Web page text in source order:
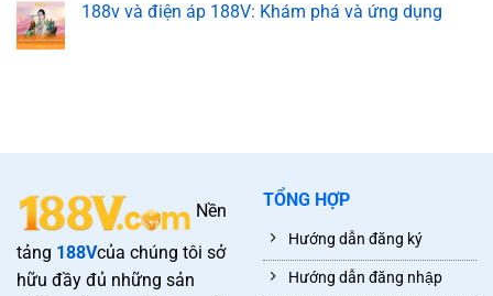
188v và điện áp 188V: Khám phá và ứng dụng
Nền
tảng 188Vcủa chúng tôi sở
hữu đầy đủ những sản
TỔNG HỢP
Hướng dẫn đăng ký
Hướng dẫn đăng nhập